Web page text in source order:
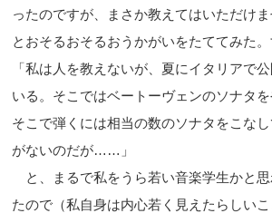
ったのですが、まさか教えてはいただけま
とおそるおそるおうかがいをたててみた。
「私は人を教えないが、夏にイタリアで
いる。そこではベートーヴェンのソナタを
そこで弾くには相当の数のソナタをこな
がないのだが……」
と、まるで私をうら若い音楽学生かと
たので（私自身は内心若く見えたらしい